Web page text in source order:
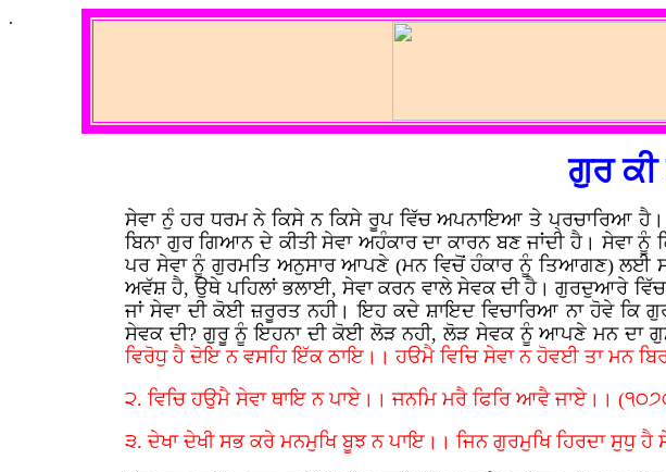
.
ਗੁਰ ਕੀ
ਸੇਵਾ ਨੁੰ ਹਰ ਧਰਮ ਨੇ ਕਿਸੇ ਨ ਕਿਸੇ ਰੂਪ ਵਿੱਚ ਅਪਨਾਇਆ ਤੇ ਪ੍ਰਚਾਰਿਆ
ਬਿਨਾ ਗੁਰ ਗਿਆਨ ਦੇ ਕੀਤੀ ਸੇਵਾ ਅਹੰਕਾਰ ਦਾ ਕਾਰਨ ਬਣ ਜਾਂਦੀ ਹੈ। ਸੇਵਾ
ਪਰ ਸੇਵਾ ਨੂੰ ਗੁਰਮਤਿ ਅਨੁਸਾਰ ਆਪਣੇ (ਮਨ ਵਿਚੋਂ ਹੰਕਾਰ ਨੂੰ ਤਿਆਗਣ) ਲਈ
ਅਵੱਸ਼ ਹੈ, ਉਥੇ ਪਹਿਲਾਂ ਭਲਾਈ, ਸੇਵਾ ਕਰਨ ਵਾਲੇ ਸੇਵਕ ਦੀ ਹੈ। ਗੁਰਦੁਆਰੇ
ਜਾਂ ਸੇਵਾ ਦੀ ਕੋਈ ਜ਼ਰੂਰਤ ਨਹੀ। ਇਹ ਕਦੇ ਸ਼ਾਇਦ ਵਿਚਾਰਿਆ ਨਾ ਹੋਵੇ ਕਿ
ਸੇਵਕ ਦੀ? ਗੁਰੂ ਨੂੰ ਇਹਨਾ ਦੀ ਕੋਈ ਲੋੜ ਨਹੀ, ਲੋੜ ਸੇਵਕ ਨੂੰ ਆਪਣੇ ਮਨ ਦਾ
ਵਿਰੋਧੁ ਹੈ ਦੋਇ ਨ ਵਸਹਿ ਇੱਕ ਠਾਇ।। ਹੳਮੈ ਵਿਚਿ ਸੇਵਾ ਨ ਹੋਵਈ ਤਾ ਮਨ
੨. ਵਿਚਿ ਹਉਮੈ ਸੇਵਾ ਥਾਇ ਨ ਪਾਏ।। ਜਨਮਿ ਮਰੈ ਫਿਰਿ ਆਵੈ ਜਾਏ।।
੩. ਦੇਖਾ ਦੇਖੀ ਸਭ ਕਰੇ ਮਨਮੁਖਿ ਬੂਝ ਨ ਪਾਇ।। ਜਿਨ ਗੁਰਮੁਖਿ ਹਿਰਦਾ ਸੁਧੁ